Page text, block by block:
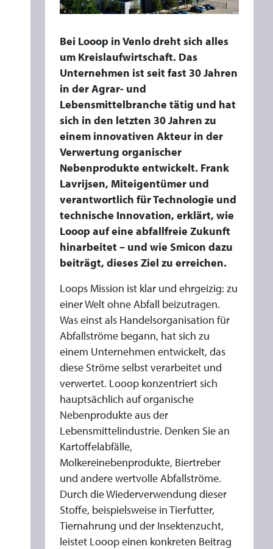
Bei Looop in Venlo dreht sich alles
um Kreislaufwirtschaft. Das
Unternehmen ist seit fast 30 Jahren
in der Agrar- und
Lebensmittelbranche tätig und hat
sich in den letzten 30 Jahren zu
einem innovativen Akteur in der
Verwertung organischer
Nebenprodukte entwickelt. Frank
Lavrijsen, Miteigentümer und
verantwortlich für Technologie und
technische Innovation, erklärt, wie
Looop auf eine abfallfreie Zukunft
hinarbeitet – und wie Smicon dazu
beiträgt, dieses Ziel zu erreichen.
Loops Mission ist klar und ehrgeizig: zu
einer Welt ohne Abfall beizutragen.
Was einst als Handelsorganisation für
Abfallströme begann, hat sich zu
einem Unternehmen entwickelt, das
diese Ströme selbst verarbeitet und
verwertet. Looop konzentriert sich
hauptsächlich auf organische
Nebenprodukte aus der
Lebensmittelindustrie. Denken Sie an
Kartoffelabfälle,
Molkereinebenprodukte, Biertreber
und andere wertvolle Abfallströme.
Durch die Wiederverwendung dieser
Stoffe, beispielsweise in Tierfutter,
Tiernahrung und der Insektenzucht,
leistet Looop einen konkreten Beitrag